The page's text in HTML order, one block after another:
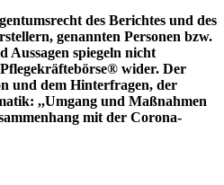
des Berichtes und des
genannten Personen bzw.
Aussagen spiegeln nicht
wider. Der
und dem Hinterfragen, der
,,Umgang und Maßnahmen
mit der Corona-